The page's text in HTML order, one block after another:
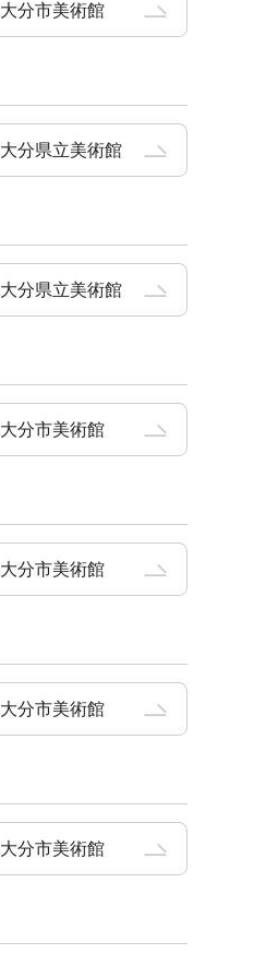
大分市美術館
大分県立美術館
大分県立美術館
大分市美術館
大分市美術館
大分市美術館
大分市美術館